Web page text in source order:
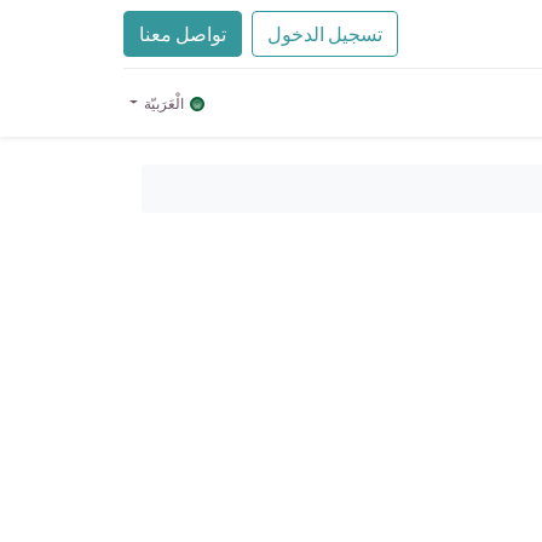
تسجيل الدخول تواصل معنا
الْعَرَبيّة